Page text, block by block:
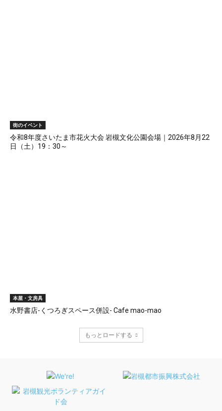
街のイベント
令和8年度さいたま市花火大会 岩槻文化公園会場｜2026年8月22
日（土）19：30～
本屋・文房具
水野書店-くつろぎスペース併設- Cafe mao-mao
もっとロードする